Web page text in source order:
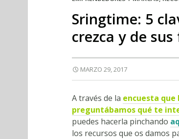
Sringtime: 5
crezca y de
MARZO 29, 2017
A través de la encuesta que
preguntábamos qué te
puedes hacerla pinchando
los recursos que os damos